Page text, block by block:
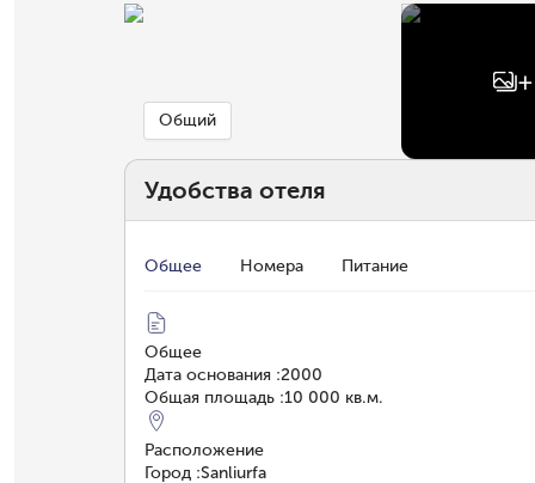
Общий
+
Удобства отеля
Общее Номера Питание
Общее
Дата основания :2000
Общая площадь :10 000 кв.м.
Расположение
Город :Sanliurfa